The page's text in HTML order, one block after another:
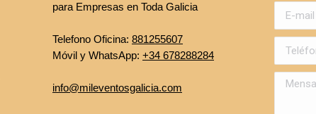
para Empresas en Toda Galicia
Telefono Oficina: 881255607
Móvil y WhatsApp: +34 678288284
info@mileventosgalicia.com
E-mail *
Teléfono
Mensaje